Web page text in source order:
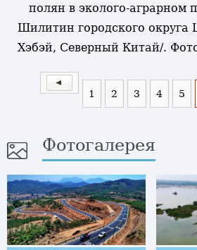
полян в эколого-аграрном
Шилитин городского округа
Хэбэй, Северный Китай/.
1 2 3 4 5
Фотогалерея